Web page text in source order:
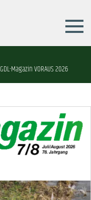
GDL-Magazin VORAUS 2026